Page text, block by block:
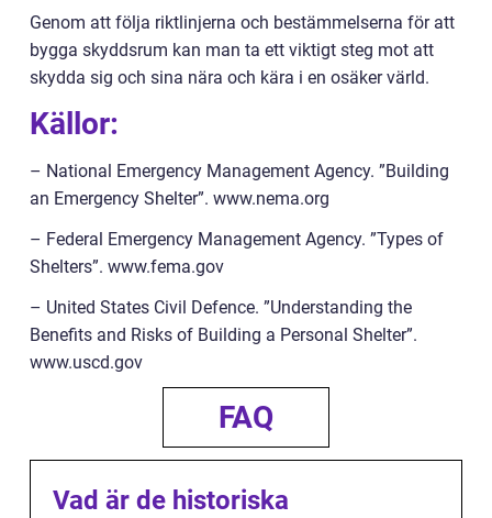
Genom att följa riktlinjerna och bestämmelserna för att
bygga skyddsrum kan man ta ett viktigt steg mot att
skydda sig och sina nära och kära i en osäker värld.
Källor:
– National Emergency Management Agency. ”Building
an Emergency Shelter”. www.nema.org
– Federal Emergency Management Agency. ”Types of
Shelters”. www.fema.gov
– United States Civil Defence. ”Understanding the
Benefits and Risks of Building a Personal Shelter”.
www.uscd.gov
FAQ
Vad är de historiska